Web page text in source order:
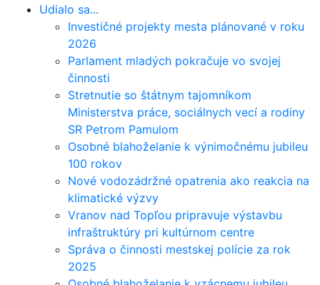
Udialo sa...
Investičné projekty mesta plánované v roku
2026
Parlament mladých pokračuje vo svojej
činnosti
Stretnutie so štátnym tajomníkom
Ministerstva práce, sociálnych vecí a rodiny
SR Petrom Pamulom
Osobné blahoželanie k výnimočnému jubileu
100 rokov
Nové vodozádržné opatrenia ako reakcia na
klimatické výzvy
Vranov nad Topľou pripravuje výstavbu
infraštruktúry pri kultúrnom centre
Správa o činnosti mestskej polície za rok
2025